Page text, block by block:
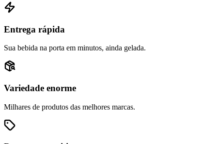
Entrega rápida
Sua bebida na porta em minutos, ainda gelada.
Variedade enorme
Milhares de produtos das melhores marcas.